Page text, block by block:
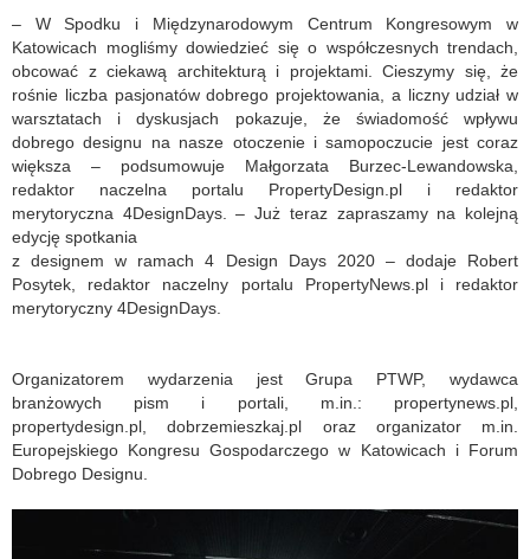
– W Spodku i Międzynarodowym Centrum Kongresowym w
Katowicach mogliśmy dowiedzieć się o współczesnych trendach,
obcować z ciekawą architekturą i projektami. Cieszymy się, że
rośnie liczba pasjonatów dobrego projektowania, a liczny udział w
warsztatach i dyskusjach pokazuje, że świadomość wpływu
dobrego designu na nasze otoczenie i samopoczucie jest coraz
większa – podsumowuje Małgorzata Burzec-Lewandowska,
redaktor naczelna portalu PropertyDesign.pl i redaktor
merytoryczna 4DesignDays. – Już teraz zapraszamy na kolejną
edycję spotkania
z designem w ramach 4 Design Days 2020 – dodaje Robert
Posytek, redaktor naczelny portalu PropertyNews.pl i redaktor
merytoryczny 4DesignDays.
Organizatorem wydarzenia jest Grupa PTWP, wydawca
branżowych pism i portali, m.in.: propertynews.pl,
propertydesign.pl, dobrzemieszkaj.pl oraz organizator m.in.
Europejskiego Kongresu Gospodarczego w Katowicach i Forum
Dobrego Designu.